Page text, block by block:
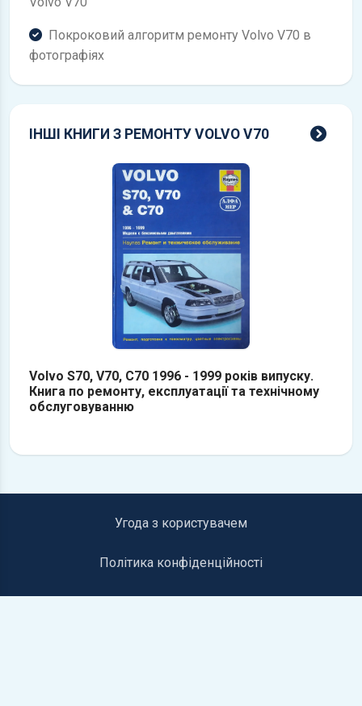
Покроковий алгоритм ремонту Volvo V70 в
фотографіях
ІНШІ КНИГИ З РЕМОНТУ VOLVO V70
Volvo S70, V70, C70 1996 - 1999 років випуску.
Книга по ремонту, експлуатації та технічному
обслуговуванню
Угода з користувачем
Політика конфіденційності